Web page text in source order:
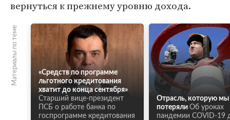
вернуться к прежнему уровню дохода.
Материалы по теме
«Средств по программе
льготного кредитования
хватит до конца сентября»
Старший вице-президент
ПСБ о работе банка по
госпрограмме кредитования
Отрасль, которую мы
потеряли Об уроках
пандемии COVID-19